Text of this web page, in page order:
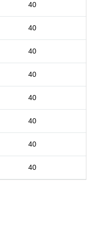
40
40
40
40
40
40
40
40